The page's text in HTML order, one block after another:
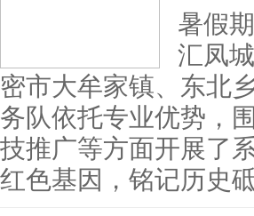
暑假
汇凤
密市大牟家镇、东北
务队依托专业优势，
技推广等方面开展了
红色基因，铭记历史